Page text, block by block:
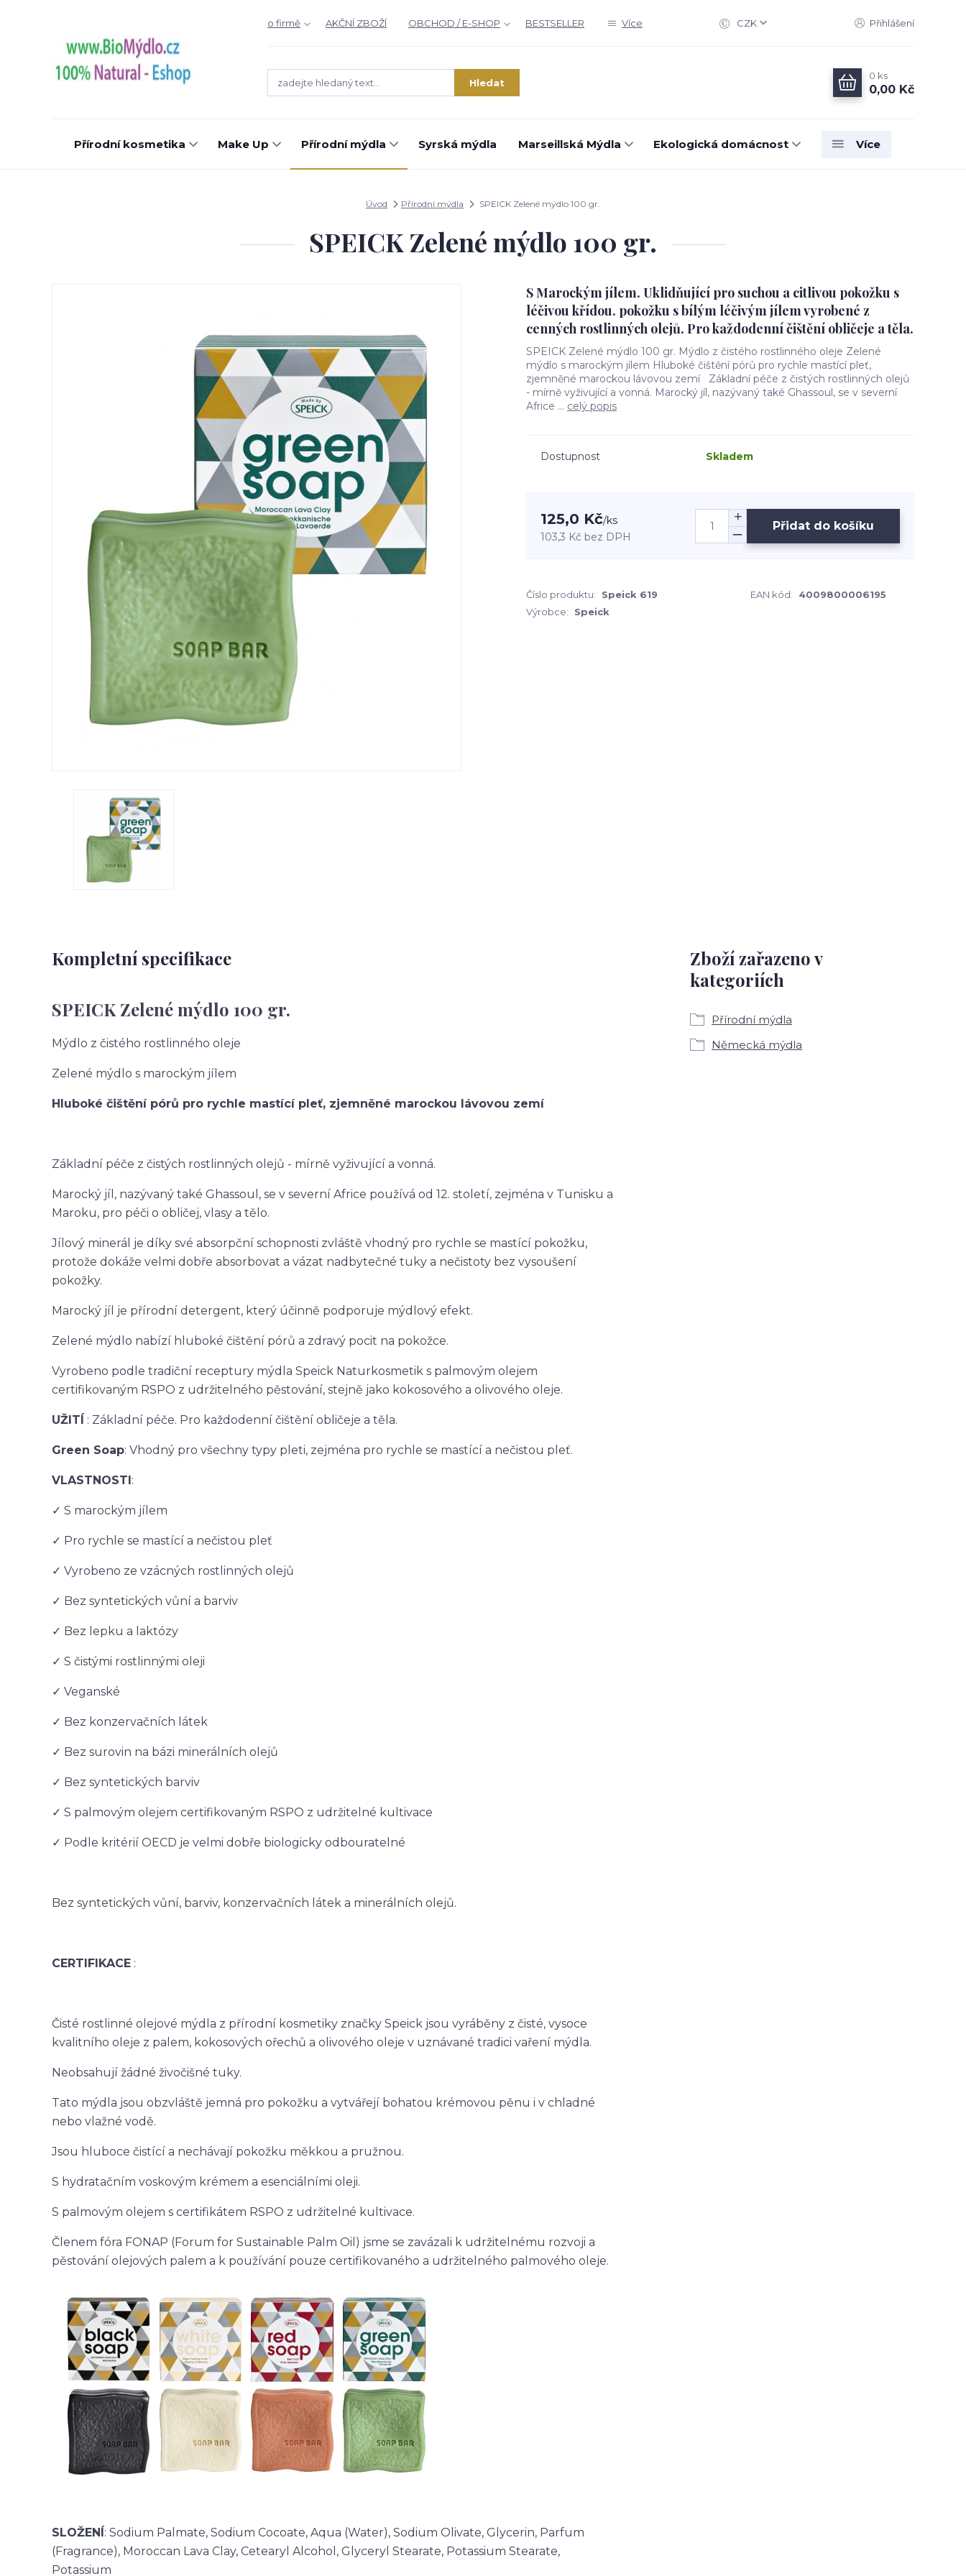
o firmě AKČNÍ ZBOŽÍ OBCHOD / E-SHOP BESTSELLER Více CZK Přihlášení
Hledat
0 ks
0,00 Kč
Přírodní kosmetika Make Up Přírodní mýdla Syrská mýdla Marseillská Mýdla Ekologická domácnost Více
Úvod Přírodní mýdla SPEICK Zelené mýdlo 100 gr.
SPEICK Zelené mýdlo 100 gr.
S Marockým jílem. Uklidňující pro suchou a citlivou pokožku s
léčivou křídou. pokožku s bílým léčivým jílem vyrobené z
cenných rostlinných olejů. Pro každodenní čištění obličeje a těla.
SPEICK Zelené mýdlo 100 gr. Mýdlo z čistého rostlinného oleje Zelené
mýdlo s marockým jílem Hluboké čištění pórů pro rychle mastící pleť,
zjemněné marockou lávovou zemí Základní péče z čistých rostlinných olejů
- mírně vyživující a vonná. Marocký jíl, nazývaný také Ghassoul, se v severní
Africe ... celý popis
Dostupnost Skladem
125,0 Kč/ks
103,3 Kč bez DPH
Přidat do košíku
Číslo produktu: Speick 619 EAN kód:
4009800006195
Výrobce:
Speick
Kompletní specifikace
SPEICK Zelené mýdlo 100 gr.
Mýdlo z čistého rostlinného oleje
Zelené mýdlo s marockým jílem
Hluboké čištění pórů pro rychle mastící pleť, zjemněné marockou lávovou zemí
Základní péče z čistých rostlinných olejů - mírně vyživující a vonná.
Marocký jíl, nazývaný také Ghassoul, se v severní Africe používá od 12. století, zejména v Tunisku a
Maroku, pro péči o obličej, vlasy a tělo.
Jílový minerál je díky své absorpční schopnosti zvláště vhodný pro rychle se mastící pokožku,
protože dokáže velmi dobře absorbovat a vázat nadbytečné tuky a nečistoty bez vysoušení
pokožky.
Marocký jíl je přírodní detergent, který účinně podporuje mýdlový efekt.
Zelené mýdlo nabízí hluboké čištění pórů a zdravý pocit na pokožce.
Vyrobeno podle tradiční receptury mýdla Speick Naturkosmetik s palmovým olejem
certifikovaným RSPO z udržitelného pěstování, stejně jako kokosového a olivového oleje.
UŽITÍ : Základní péče. Pro každodenní čištění obličeje a těla.
Green Soap: Vhodný pro všechny typy pleti, zejména pro rychle se mastící a nečistou pleť.
VLASTNOSTI:
✓ S marockým jílem
✓ Pro rychle se mastící a nečistou pleť
✓ Vyrobeno ze vzácných rostlinných olejů
✓ Bez syntetických vůní a barviv
✓ Bez lepku a laktózy
✓ S čistými rostlinnými oleji
✓ Veganské
✓ Bez konzervačních látek
✓ Bez surovin na bázi minerálních olejů
✓ Bez syntetických barviv
✓ S palmovým olejem certifikovaným RSPO z udržitelné kultivace
✓ Podle kritérií OECD je velmi dobře biologicky odbouratelné
Bez syntetických vůní, barviv, konzervačních látek a minerálních olejů.
CERTIFIKACE :
Čisté rostlinné olejové mýdla z přírodní kosmetiky značky Speick jsou vyráběny z čisté, vysoce
kvalitního oleje z palem, kokosových ořechů a olivového oleje v uznávané tradici vaření mýdla.
Neobsahují žádné živočišné tuky.
Tato mýdla jsou obzvláště jemná pro pokožku a vytvářejí bohatou krémovou pěnu i v chladné
nebo vlažné vodě.
Jsou hluboce čistící a nechávají pokožku měkkou a pružnou.
S hydratačním voskovým krémem a esenciálními oleji.
S palmovým olejem s certifikátem RSPO z udržitelné kultivace.
Členem fóra FONAP (Forum for Sustainable Palm Oil) jsme se zavázali k udržitelnému rozvoji a
pěstování olejových palem a k používání pouze certifikovaného a udržitelného palmového oleje.
SLOŽENÍ: Sodium Palmate, Sodium Cocoate, Aqua (Water), Sodium Olivate, Glycerin, Parfum
(Fragrance), Moroccan Lava Clay, Cetearyl Alcohol, Glyceryl Stearate, Potassium Stearate,
Potassium
Zboží zařazeno v
kategoriích
Přírodní mýdla
Německá mýdla